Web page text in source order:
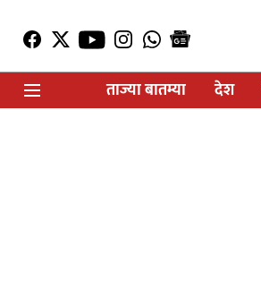
ताज्या बातम्या
देश